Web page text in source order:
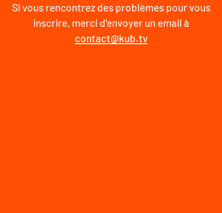
Si vous rencontrez des problèmes pour vous
inscrire, merci d'envoyer un email à
contact@kub.tv